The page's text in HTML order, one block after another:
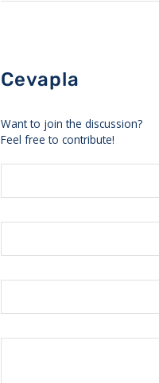
Cevapla
Want to join the discussion?
Feel free to contribute!